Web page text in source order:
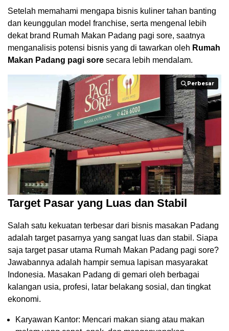
Setelah memahami mengapa bisnis kuliner tahan banting
dan keunggulan model franchise, serta mengenal lebih
dekat brand Rumah Makan Padang pagi sore, saatnya
menganalisis potensi bisnis yang di tawarkan oleh Rumah
Makan Padang pagi sore secara lebih mendalam.
Perbesar
Perbesar
Target Pasar yang Luas dan Stabil
Salah satu kekuatan terbesar dari bisnis masakan Padang
adalah target pasarnya yang sangat luas dan stabil. Siapa
saja target pasar utama Rumah Makan Padang pagi sore?
Jawabannya adalah hampir semua lapisan masyarakat
Indonesia. Masakan Padang di gemari oleh berbagai
kalangan usia, profesi, latar belakang sosial, dan tingkat
ekonomi.
Karyawan Kantor: Mencari makan siang atau makan